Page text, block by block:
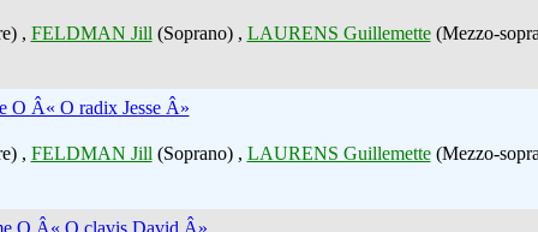
, FELDMAN Jill(Soprano) , LAURENS Guillemette(Mezzo-
O Â« O radix Jesse Â»
, FELDMAN Jill(Soprano) , LAURENS Guillemette(Mezzo-